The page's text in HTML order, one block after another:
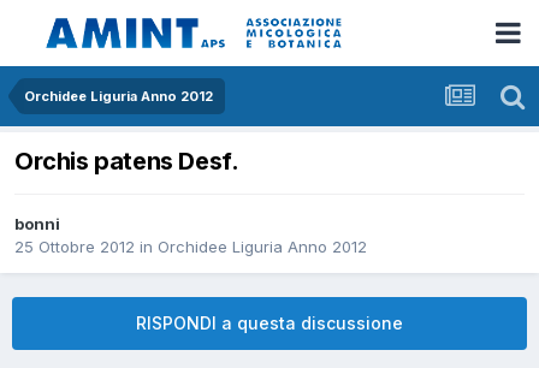
Orchidee Liguria Anno 2012
Orchis patens Desf.
bonni
25 Ottobre 2012 in Orchidee Liguria Anno 2012
RISPONDI a questa discussione